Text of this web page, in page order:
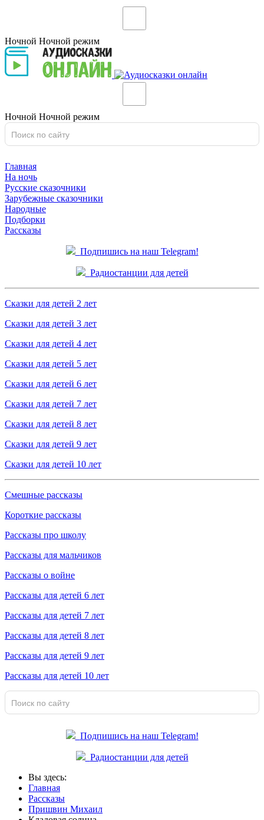
Ночной Ночной режим
Ночной Ночной режим
Главная
На ночь
Русские сказочники
Зарубежные сказочники
Народные
Подборки
Рассказы
Подпишись на наш Telegram!
Радиостанции для детей
Сказки для детей 2 лет
Сказки для детей 3 лет
Сказки для детей 4 лет
Сказки для детей 5 лет
Сказки для детей 6 лет
Сказки для детей 7 лет
Сказки для детей 8 лет
Сказки для детей 9 лет
Сказки для детей 10 лет
Смешные рассказы
Короткие рассказы
Рассказы про школу
Рассказы для мальчиков
Рассказы о войне
Рассказы для детей 6 лет
Рассказы для детей 7 лет
Рассказы для детей 8 лет
Рассказы для детей 9 лет
Рассказы для детей 10 лет
Подпишись на наш Telegram!
Радиостанции для детей
Вы здесь:
Главная
Рассказы
Пришвин Михаил